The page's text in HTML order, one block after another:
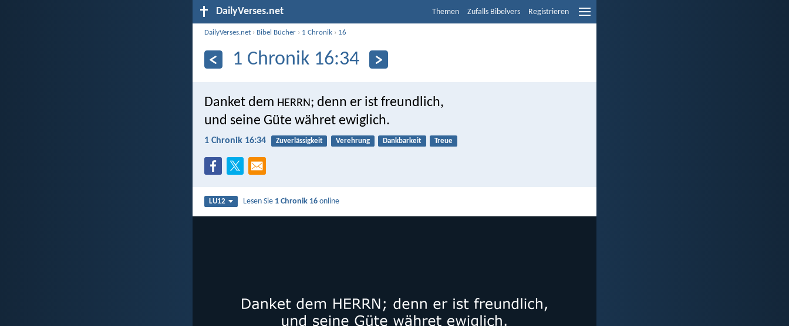
DailyVerses.net Themen Zufalls Bibelvers Registrieren
DailyVerses.net › Bibel Bücher › 1 Chronik › 16
1 Chronik 16:34
Danket dem HERRN ; denn er ist freundlich,
und seine Güte währet ewiglich.
1 Chronik 16:34 Zuverlässigkeit Verehrung Dankbarkeit Treue
LU12 Lesen Sie 1 Chronik 16 online